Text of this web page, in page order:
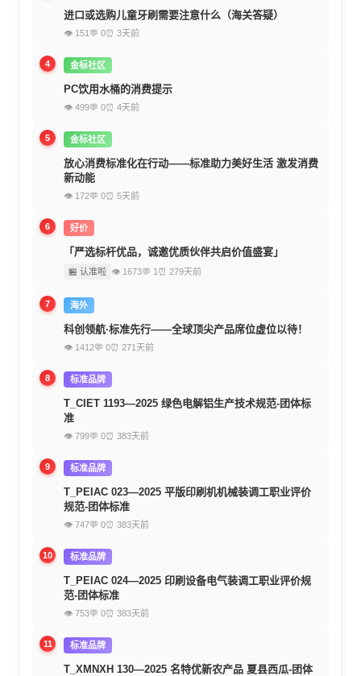
进口或选购儿童牙刷需要注意什么（海关答疑）
👁 151 💬 0⏰ 3天前
4 金标社区
PC饮用水桶的消费提示
👁 499💬 0⏰ 4天前
5 金标社区
放心消费标准化在行动——标准助力美好生活 激发消费
新动能
👁 172💬 0⏰ 5天前
6 好价
「严选标杆优品，诚邀优质伙伴共启价值盛宴」
🏪 认准啦 👁 1673💬 1 ⏰ 279天前
7 海外
科创领航·标准先行——全球顶尖产品席位虚位以待！
👁 1412💬 0⏰ 271天前
8 标准品牌
T_CIET 1193—2025 绿色电解铝生产技术规范-团体标
准
👁 799💬 0⏰ 383天前
9 标准品牌
T_PEIAC 023—2025 平版印刷机机械装调工职业评价
规范-团体标准
👁 747💬 0⏰ 383天前
10 标准品牌
T_PEIAC 024—2025 印刷设备电气装调工职业评价规
范-团体标准
👁 753💬 0⏰ 383天前
11 标准品牌
T_XMNXH 130—2025 名特优新农产品 夏县西瓜-团体